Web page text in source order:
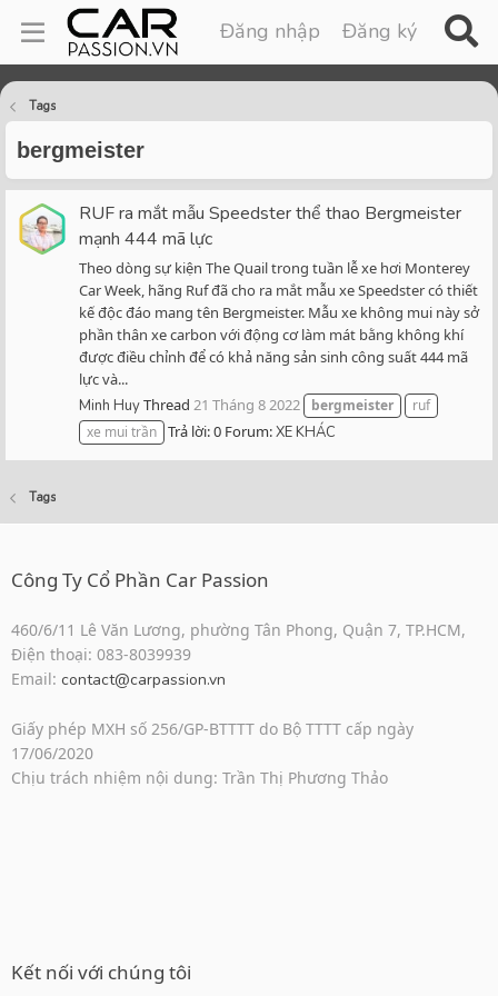
Đăng nhập Đăng ký
Tags
bergmeister
RUF ra mắt mẫu Speedster thể thao Bergmeister
mạnh 444 mã lực
Theo dòng sự kiện The Quail trong tuần lễ xe hơi Monterey
Car Week, hãng Ruf đã cho ra mắt mẫu xe Speedster có thiết
kế độc đáo mang tên Bergmeister. Mẫu xe không mui này sở
phần thân xe carbon với động cơ làm mát bằng không khí
được điều chỉnh để có khả năng sản sinh công suất 444 mã
lực và...
Minh HuyThread 21 Tháng 8 2022 bergmeister
ruf
xe mui trần Trả lời: 0 Forum:XE KHÁC
Tags
Công Ty Cổ Phần Car Passion
460/6/11 Lê Văn Lương, phường Tân Phong, Quận 7, TP.HCM,
Điện thoại: 083-8039939
Email: contact@carpassion.vn
Giấy phép MXH số 256/GP-BTTTT do Bộ TTTT cấp ngày
17/06/2020
Chịu trách nhiệm nội dung: Trần Thị Phương Thảo
Kết nối với chúng tôi